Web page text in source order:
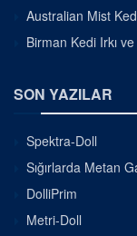
Australian Mist
Birman Kedi Irkı
SON YAZILAR
Spektra-Doll
Sığırlarda Metan
DolliPrim
Metri-Doll